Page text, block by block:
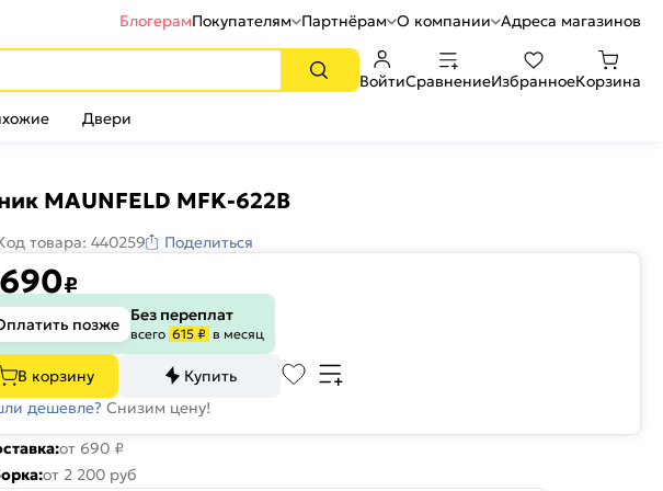
БлогерамПокупателям Партнёрам О компании Адреса магазинов
ВойтиСравнениеИзбранноеКорзина
Двери
MAUNFELD MFK-622B
товара: 440259 Поделиться
₽
позже Без переплат
всего 615 ₽ в месяц
В корзину
Купить
дешевле? Снизим цену!
от 690 ₽
от 2 200 руб